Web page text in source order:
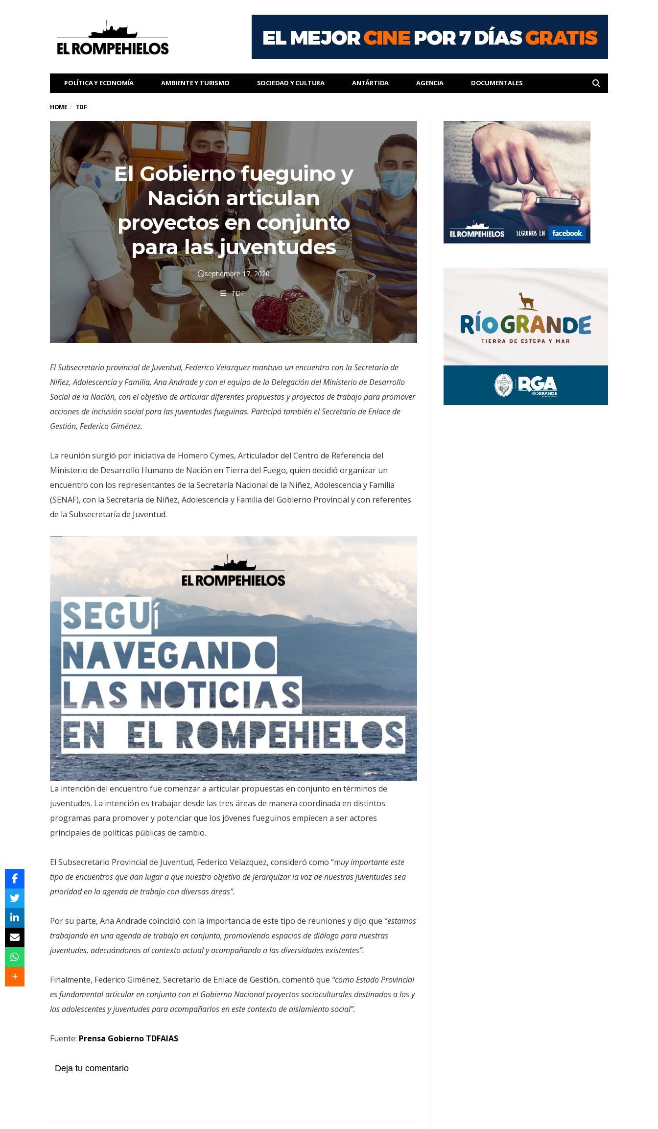
POLÍTICA Y ECONOMÍA AMBIENTE Y TURISMO SOCIEDAD Y CULTURA ANTÁRTIDA AGENCIA DOCUMENTALES
HOME TDF
El Gobierno fueguino y
Nación articulan
proyectos en conjunto
para las juventudes
septiembre 17, 2020
TDF
El Subsecretario provincial de Juventud, Federico Velazquez mantuvo un encuentro con la Secretaria de
Niñez, Adolescencia y Familia, Ana Andrade y con el equipo de la Delegación del Ministerio de Desarrollo
Social de la Nación, con el objetivo de articular diferentes propuestas y proyectos de trabajo para promover
acciones de inclusión social para las juventudes fueguinas. Participó también el Secretario de Enlace de
Gestión, Federico Giménez.
La reunión surgió por iniciativa de Homero Cymes, Articulador del Centro de Referencia del
Ministerio de Desarrollo Humano de Nación en Tierra del Fuego, quien decidió organizar un
encuentro con los representantes de la Secretaría Nacional de la Niñez, Adolescencia y Familia
(SENAF), con la Secretaria de Niñez, Adolescencia y Familia del Gobierno Provincial y con referentes
de la Subsecretaría de Juventud.
La intención del encuentro fue comenzar a articular propuestas en conjunto en términos de
juventudes. La intención es trabajar desde las tres áreas de manera coordinada en distintos
programas para promover y potenciar que los jóvenes fueguinos empiecen a ser actores
principales de políticas públicas de cambio.
El Subsecretario Provincial de Juventud, Federico Velazquez, consideró como “muy importante este
tipo de encuentros que dan lugar a que nuestro objetivo de jerarquizar la voz de nuestras juventudes sea
prioridad en la agenda de trabajo con diversas áreas”.
Por su parte, Ana Andrade coincidió con la importancia de este tipo de reuniones y dijo que “estamos
trabajando en una agenda de trabajo en conjunto, promoviendo espacios de diálogo para nuestras
juventudes, adecuándonos al contexto actual y acompañando a las diversidades existentes”.
Finalmente, Federico Giménez, Secretario de Enlace de Gestión, comentó que “como Estado Provincial
es fundamental articular en conjunto con el Gobierno Nacional proyectos socioculturales destinados a los y
las adolescentes y juventudes para acompañarlos en este contexto de aislamiento social”.
Fuente: Prensa Gobierno TDFAIAS
Deja tu comentario